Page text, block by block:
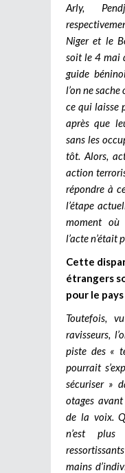
Arly,
Niger et le
soit le 4 mai
guide
l’on ne
ce qui laisse
après que
sans les
tôt. Alors,
action
répondre à
l’étape
moment où
l’acte n’était
Cette
étrangers
pour le
Toutefois,
ravisseurs,
piste des «
pourrait
sécuriser »
otages
de la voix.
n’est
mains